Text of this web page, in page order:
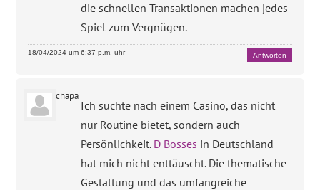
die schnellen Transaktionen machen jedes
Spiel zum Vergnügen.
18/04/2024 um 6:37 p.m. uhr Antworten
chapa
Ich suchte nach einem Casino, das nicht
nur Routine bietet, sondern auch
Persönlichkeit. D Bosses in Deutschland
hat mich nicht enttäuscht. Die thematische
Gestaltung und das umfangreiche